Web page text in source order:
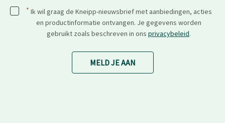
* Ik wil graag de Kneipp-nieuwsbrief met aanbiedingen, acties
en productinformatie ontvangen. Je gegevens worden
gebruikt zoals beschreven in ons privacybeleid.
MELD JE AAN